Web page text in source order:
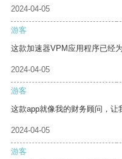
2024-04-05
游客
这款加速器VPM应用程序已经
2024-04-05
游客
这款app就像我的财务顾问，让
2024-04-05
游客